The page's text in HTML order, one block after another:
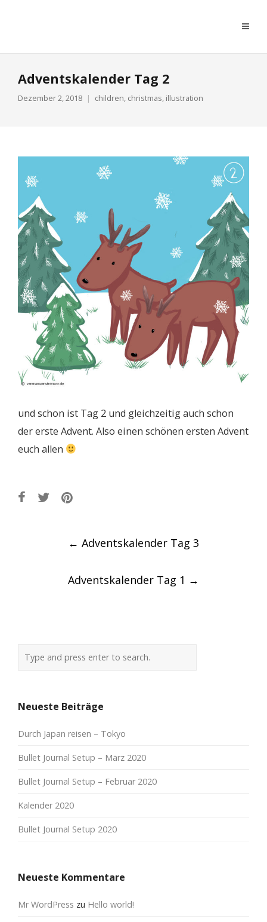
Adventskalender Tag 2
Dezember 2, 2018 children, christmas, illustration
und schon ist Tag 2 und gleichzeitig auch schon
der erste Advent. Also einen schönen ersten Advent
euch allen
← Adventskalender Tag 3
Adventskalender Tag 1 →
Neueste Beiträge
Durch Japan reisen – Tokyo
Bullet Journal Setup – März 2020
Bullet Journal Setup – Februar 2020
Kalender 2020
Bullet Journal Setup 2020
Neueste Kommentare
Mr WordPress zu Hello world!